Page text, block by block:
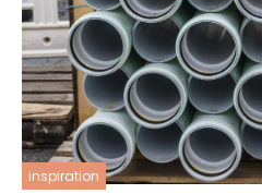
inspiration